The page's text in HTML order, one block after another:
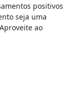
positivos
seja uma
ao